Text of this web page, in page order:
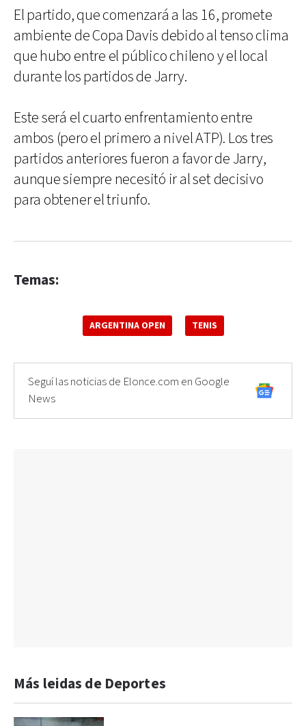
El partido, que comenzará a las 16, promete
ambiente de Copa Davis debido al tenso clima
que hubo entre el público chileno y el local
durante los partidos de Jarry.
Este será el cuarto enfrentamiento entre
ambos (pero el primero a nivel ATP). Los tres
partidos anteriores fueron a favor de Jarry,
aunque siempre necesitó ir al set decisivo
para obtener el triunfo.
Temas:
ARGENTINA OPEN TENIS
Seguí las noticias de Elonce.com en Google
News
Más leidas de Deportes